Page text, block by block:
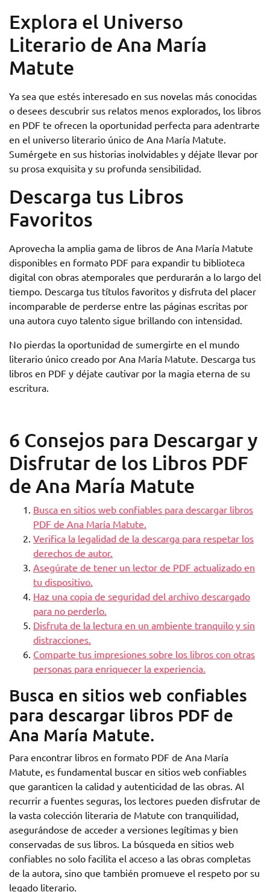
Explora el Universo
Literario de Ana María
Matute
Ya sea que estés interesado en sus novelas más conocidas
o desees descubrir sus relatos menos explorados, los libros
en PDF te ofrecen la oportunidad perfecta para adentrarte
en el universo literario único de Ana María Matute.
Sumérgete en sus historias inolvidables y déjate llevar por
su prosa exquisita y su profunda sensibilidad.
Descarga tus Libros
Favoritos
Aprovecha la amplia gama de libros de Ana María Matute
disponibles en formato PDF para expandir tu biblioteca
digital con obras atemporales que perdurarán a lo largo del
tiempo. Descarga tus títulos favoritos y disfruta del placer
incomparable de perderse entre las páginas escritas por
una autora cuyo talento sigue brillando con intensidad.
No pierdas la oportunidad de sumergirte en el mundo
literario único creado por Ana María Matute. Descarga tus
libros en PDF y déjate cautivar por la magia eterna de su
escritura.
6 Consejos para Descargar y
Disfrutar de los Libros PDF
de Ana María Matute
Busca en sitios web confiables para descargar libros
PDF de Ana María Matute.
Verifica la legalidad de la descarga para respetar los
derechos de autor.
Asegúrate de tener un lector de PDF actualizado en
tu dispositivo.
Haz una copia de seguridad del archivo descargado
para no perderlo.
Disfruta de la lectura en un ambiente tranquilo y sin
distracciones.
Comparte tus impresiones sobre los libros con otras
personas para enriquecer la experiencia.
Busca en sitios web confiables
para descargar libros PDF de
Ana María Matute.
Para encontrar libros en formato PDF de Ana María
Matute, es fundamental buscar en sitios web confiables
que garanticen la calidad y autenticidad de las obras. Al
recurrir a fuentes seguras, los lectores pueden disfrutar de
la vasta colección literaria de Matute con tranquilidad,
asegurándose de acceder a versiones legítimas y bien
conservadas de sus libros. La búsqueda en sitios web
confiables no solo facilita el acceso a las obras completas
de la autora, sino que también promueve el respeto por su
legado literario.